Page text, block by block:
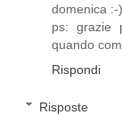
domenica :-)
ps: grazie
quando
Rispondi
Risposte